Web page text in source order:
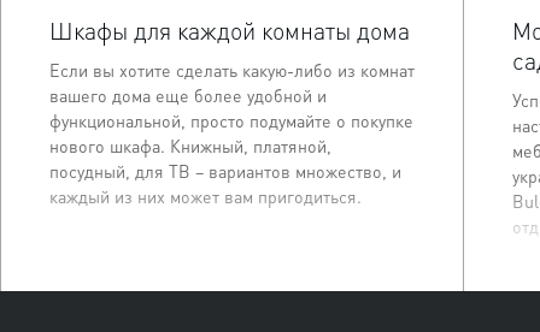
Шкафы для каждой комнаты дома
Если вы хотите сделать какую-либо из комнат
вашего дома еще более удобной и
функциональной, просто подумайте о покупке
нового шкафа. Книжный, платяной,
посудный, для ТВ – вариантов множество, и
каждый из них может вам пригодиться.